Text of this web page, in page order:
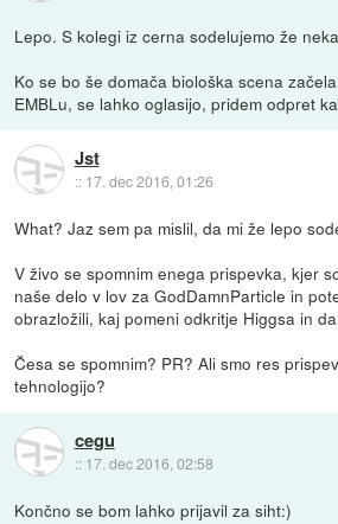
Lepo. S kolegi iz cerna sodelujemo že
Ko se bo še domača biološka scena
EMBLu, se lahko oglasijo, pridem odpret
Jst
:: 17. dec 2016, 01:26
What? Jaz sem pa mislil, da mi že lepo
V živo se spomnim enega prispevka, kjer
naše delo v lov za GodDamnParticle in
obrazložili, kaj pomeni odkritje Higgsa in
Česa se spomnim? PR? Ali smo res
tehnologijo?
cegu
:: 17. dec 2016, 02:58
Končno se bom lahko prijavil za siht:)